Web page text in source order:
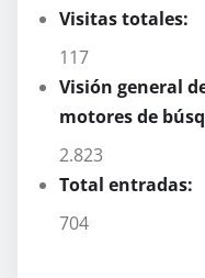
Visitas totales:
117
Visión general
motores de
2.823
Total entradas:
704